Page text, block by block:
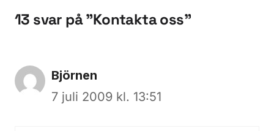
13 svar på ”Kontakta oss”
Björnen
7 juli 2009 kl. 13:51